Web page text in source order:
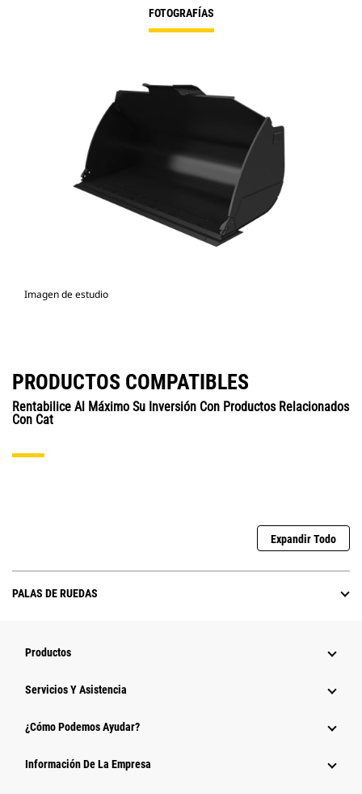
FOTOGRAFÍAS
Imagen de estudio
PRODUCTOS COMPATIBLES
Rentabilice Al Máximo Su Inversión Con Productos Relacionados
Con Cat
Expandir Todo
PALAS DE RUEDAS
Productos
Servicios Y Asistencia
¿Cómo Podemos Ayudar?
Información De La Empresa